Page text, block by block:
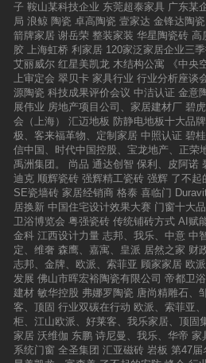
子 鞍山某科技企业 东莞超泰家具 广东某
局 浪鲸 陶瓷 卓高陶瓷 壹家达 金锋达陶瓷
箭牌家居 谢岳荣 整装家装 华星陶瓷砖 高
胶 上海虹桥 利家居 120家泛家居企业三
艾丽威尔 红星美凯龙 木结构公寓
《中央
上审定会 翠贝卡 家具行业 行业分析座谈
源陶瓷 科技成果评价会议 中洁认证 金意
展伟业 房地产项目公司、家居建材厂 碧
会（上海）
汇迈地板 防静电地板十大品牌
极、客来福革物、定制家居 中照认证 碧
信中国、时代中国控股、宝龙地产、正荣
禹洲集团。
尚品 通达创智 保利、皮阿诺
迪克 顺辉瓷砖 强辉精工瓷砖 强辉 了不起
SE瓷墙砖 家居经销商 格泰 喜临门
居换新 中国住宅设计效果大赛 门窗十大
卫浴博览会 粤强瓷砖 传统铺砖方式 AI赋
金科 江西设计力量 志邦、我乐、中意 中
定、维奢 森鹰、嘉寓、皇派 居然之家 财
志邦、金牌、欧派、索菲亚 顾家家居 欧
发展 佛山市晖宏裕陶瓷有限公司 帝都卫浴
建材 敏华控股 弗娜罗陶瓷 唐尚精雕石、
客、顶固 行业双碳在行动 欧派、索菲亚
柜、江山欧派、好莱客、我乐家居、顶固
家居 沃维伽 东鹏 诗尼曼、我乐、华帝 家
系统门窗 全圣集团 汇亚磁砖 岩板 第47届